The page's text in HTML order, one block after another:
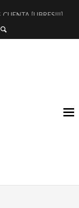
CUENTA [LIBRES!!!]
MONFORT
TEATRAL CLAUDIO
DEL TOMATAZO
#EXVITA
3.0] EN EXVITA
[RELATIVA
A SERRAT